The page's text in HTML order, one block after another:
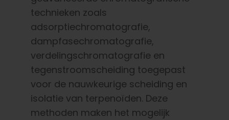
technieken zoals
adsorptiechromatografie,
dampfasechromatografie,
verdelingschromatografie en
tegenstroomscheiding toegepast
voor de nauwkeurige scheiding en
isolatie van terpenoïden. Deze
methoden maken het mogelijk